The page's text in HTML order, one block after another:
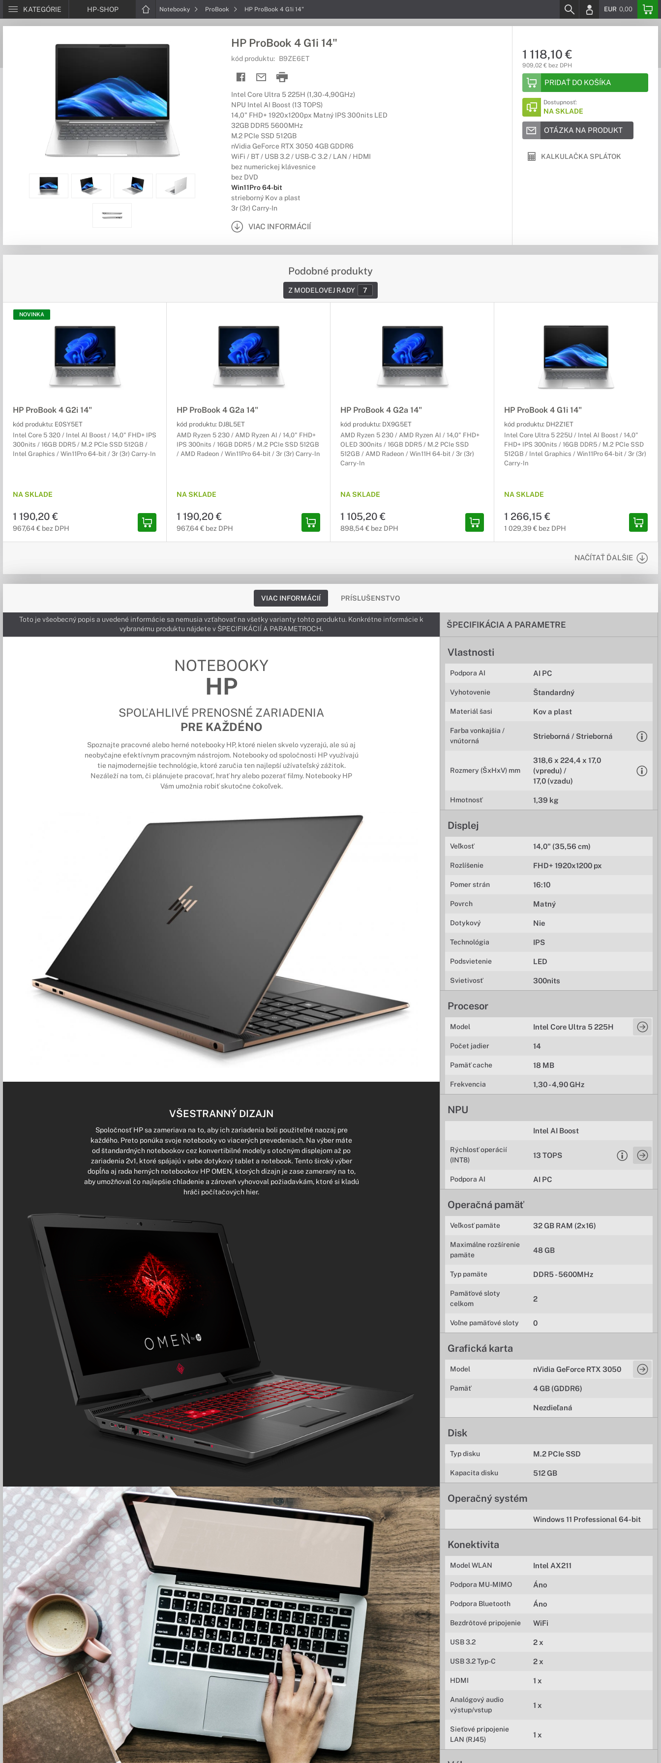
KATEGÓRIE HP-SHOP Notebooky ProBook HP ProBook 4 G1i 14" EUR 0,00
HP ProBook 4 G1i 14"
kód produktu: B9ZE6ET
Intel Core Ultra 5 225H (1,30-4,90GHz)
NPU Intel AI Boost (13 TOPS)
14,0" FHD+ 1920x1200px Matný IPS 300nits LED
32GB DDR5 5600MHz
M.2 PCIe SSD 512GB
nVidia GeForce RTX 3050 4GB GDDR6
WiFi / BT / USB 3.2 / USB-C 3.2 / LAN / HDMI
bez numerickej klávesnice
bez DVD
Win11Pro 64-bit
strieborný Kov a plast
3r (3r) Carry-In
VIAC INFORMÁCIÍ
1 118,10 €
909,02 € bez DPH
PRIDAŤ DO KOŠÍKA
Dostupnosť:
NA SKLADE
OTÁZKA NA PRODUKT
KALKULAČKA SPLÁTOK
Podobné produkty
Z MODELOVEJ RADY 7
NOVINKA
HP ProBook 4 G2i 14"
kód produktu: E0SY5ET
Intel Core 5 320 / Intel AI Boost / 14,0" FHD+ IPS
300nits / 16GB DDR5 / M.2 PCIe SSD 512GB /
Intel Graphics / Win11Pro 64-bit / 3r (3r) Carry-In
NA SKLADE
1 190,20 €
967,64 € bez DPH
HP ProBook 4 G2a 14"
kód produktu: DJ8L5ET
AMD Ryzen 5 230 / AMD Ryzen AI / 14,0" FHD+
IPS 300nits / 16GB DDR5 / M.2 PCIe SSD 512GB
/ AMD Radeon / Win11Pro 64-bit / 3r (3r) Carry-In
NA SKLADE
1 190,20 €
967,64 € bez DPH
HP ProBook 4 G2a 14"
kód produktu: DX9G5ET
AMD Ryzen 5 230 / AMD Ryzen AI / 14,0" FHD+
OLED 300nits / 16GB DDR5 / M.2 PCIe SSD
512GB / AMD Radeon / Win11H 64-bit / 3r (3r)
Carry-In
NA SKLADE
1 105,20 €
898,54 € bez DPH
HP ProBook 4 G1i 14"
kód produktu: DH2Z1ET
Intel Core Ultra 5 225U / Intel AI Boost / 14,0"
FHD+ IPS 300nits / 16GB DDR5 / M.2 PCIe SSD
512GB / Intel Graphics / Win11Pro 64-bit / 3r (3r)
Carry-In
NA SKLADE
1 266,15 €
1 029,39 € bez DPH
NAČÍTAŤ ĎALŠIE
VIAC INFORMÁCIÍ PRÍSLUŠENSTVO
ŠPECIFIKÁCIA A PARAMETRE
Vlastnosti
Podpora AI AI PC
Vyhotovenie Štandardný
Materiál šasi Kov a plast
Farba vonkajšia /
vnútorná
Strieborná / Strieborná
Rozmery (ŠxHxV) mm
318,6 x 224,4 x 17,0
(vpredu) /
17,0 (vzadu)
Hmotnosť 1,39 kg
Displej
Veľkosť 14,0" (35,56 cm)
Rozlíšenie FHD+ 1920x1200 px
Pomer strán 16:10
Povrch Matný
Dotykový Nie
Technológia IPS
Podsvietenie LED
Svietivosť 300nits
Procesor
Model Intel Core Ultra 5 225H
Počet jadier 14
Pamäť cache 18 MB
Frekvencia 1,30 - 4,90 GHz
NPU
Intel AI Boost
Rýchlosť operácií
(INT8)
13 TOPS
Podpora AI AI PC
Operačná pamäť
Veľkosť pamäte 32 GB RAM (2x16)
Maximálne rozšírenie
pamäte
48 GB
Typ pamäte DDR5 - 5600MHz
Pamäťové sloty
celkom
2
Voľne pamäťové sloty 0
Grafická karta
Model nVidia GeForce RTX 3050
Pamäť 4 GB (GDDR6)
Nezdieľaná
Disk
Typ disku M.2 PCIe SSD
Kapacita disku 512 GB
Operačný systém
Windows 11 Professional 64-bit
Konektivita
Model WLAN Intel AX211
Podpora MU-MIMO Áno
Podpora Bluetooth Áno
Bezdrôtové pripojenie WiFi
USB 3.2 2 x
USB 3.2 Typ-C 2 x
HDMI 1 x
Analógový audio
výstup/vstup
1 x
Sieťové pripojenie
LAN (RJ45)
1 x
Toto je všeobecný popis a uvedené informácie sa nemusia vzťahovať na všetky varianty tohto produktu. Konkrétne informácie k
vybranému produktu nájdete v ŠPECIFIKÁCIÍ A PARAMETROCH.
NOTEBOOKY
HP
SPOĽAHLIVÉ PRENOSNÉ ZARIADENIA
PRE KAŽDÉNO
Spoznajte pracovné alebo herné notebooky HP, ktoré nielen skvelo vyzerajú, ale sú aj
neobyčajne efektívnym pracovným nástrojom. Notebooky od spoločnosti HP využívajú
tie najmodernejšie technológie, ktoré zaručia ten najlepší užívateľský zážitok.
Nezáleží na tom, či plánujete pracovať, hrať hry alebo pozerať filmy. Notebooky HP
Vám umožnia robiť skutočne čokoľvek.
VŠESTRANNÝ DIZAJN
Spoločnosť HP sa zameriava na to, aby ich zariadenia boli použiteľné naozaj pre
každého. Preto ponúka svoje notebooky vo viacerých prevedeniach. Na výber máte
od štandardných notebookov cez konvertibilné modely s otočným displejom až po
zariadenia 2v1, ktoré spájajú v sebe dotykový tablet a notebook. Tento široký výber
dopĺňa aj rada herných notebookov HP OMEN, ktorých dizajn je zase zameraný na to,
aby umožňoval čo najlepšie chladenie a zároveň vyhovoval požiadavkám, ktoré si kladú
hráči počítačových hier.